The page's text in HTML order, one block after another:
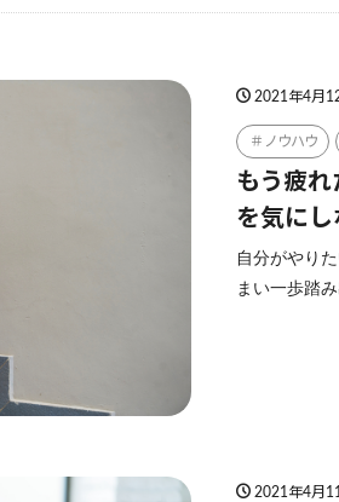
2021年4月
ノウハウ
もう疲
を気に
自分がやり
まい一歩踏
2021年4月